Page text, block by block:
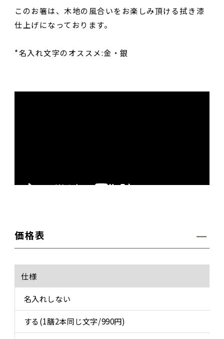
このお箸は、木地の風合いをお楽しみ頂ける拭き漆
仕上げになっております。
*名入れ文字のオススメ:金・銀
価格表
仕様
名入れしない
する(1膳2本同じ文字/990円)